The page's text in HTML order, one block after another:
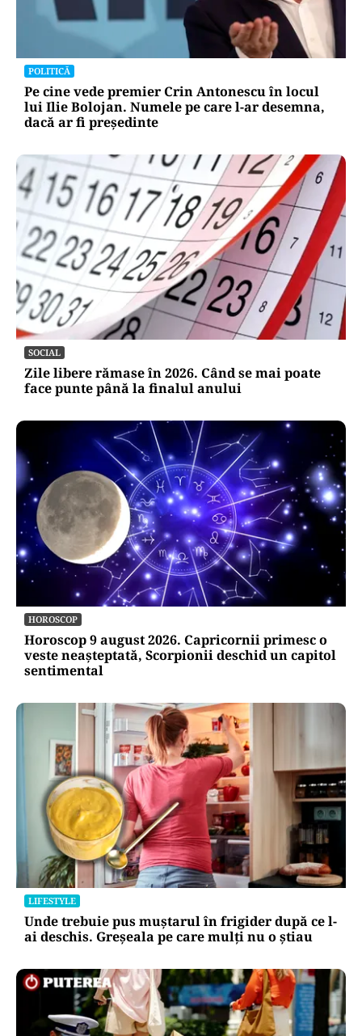
POLITICĂ
Pe cine vede premier Crin Antonescu în locul
lui Ilie Bolojan. Numele pe care l-ar desemna,
dacă ar fi președinte
SOCIAL
Zile libere rămase în 2026. Când se mai poate
face punte până la finalul anului
HOROSCOP
Horoscop 9 august 2026. Capricornii primesc o
veste neașteptată, Scorpionii deschid un capitol
sentimental
LIFESTYLE
Unde trebuie pus muștarul în frigider după ce l-
ai deschis. Greșeala pe care mulți nu o știau